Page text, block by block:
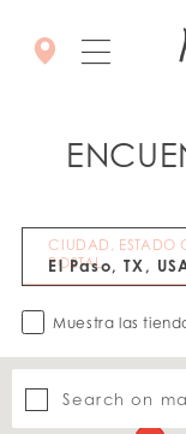
CIUDAD, ESTADO
POSTAL
Muestra las
Search on